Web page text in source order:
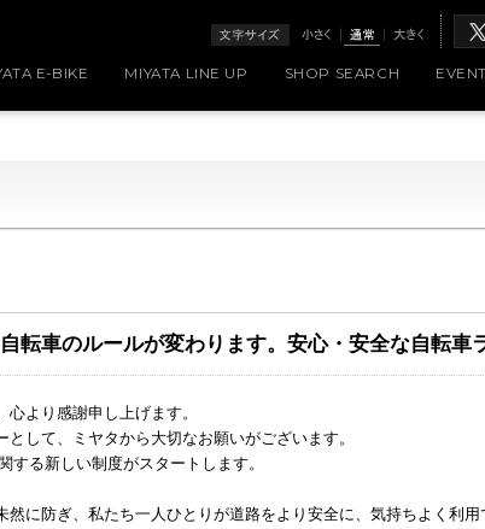
E-BIKE MIYATA LINE UP SHOP SEARCH
転車のルールが変わります。安心・安全な自転車
より感謝申し上げます。
して、ミヤタから大切なお願いがございます。
する新しい制度がスタートします。
に防ぎ、私たち一人ひとりが道路をより安全に、気持ちよく利用